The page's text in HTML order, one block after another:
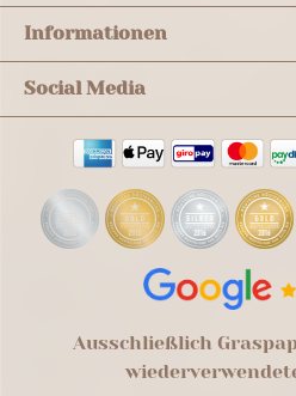
Informationen
Social Media
Ausschließlich